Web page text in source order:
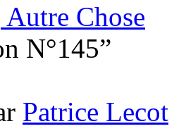
Chose
N°145”
Patrice Lecot